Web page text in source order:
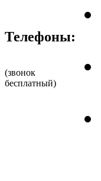
Телефоны:
(звонок
бесплатный)